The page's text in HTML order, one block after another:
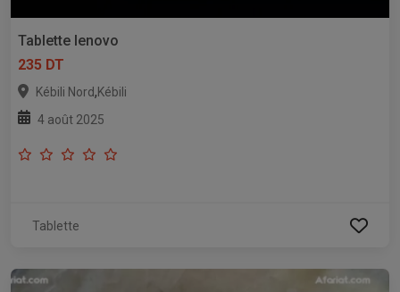
Tablette lenovo
235 DT
Kébili Nord,Kébili
4 août 2025
Tablette